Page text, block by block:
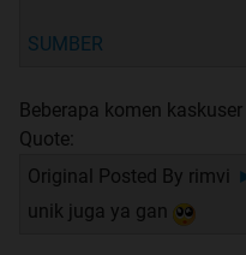
SUMBER
Beberapa komen kaskuser
Quote:
Original Posted By rimvi
unik juga ya gan